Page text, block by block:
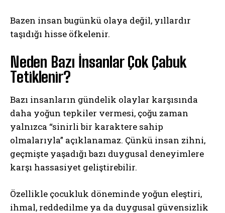
Bazen insan bugünkü olaya değil, yıllardır
taşıdığı hisse öfkelenir.
Neden Bazı İnsanlar Çok Çabuk
Tetiklenir?
Bazı insanların gündelik olaylar karşısında
daha yoğun tepkiler vermesi, çoğu zaman
yalnızca “sinirli bir karaktere sahip
olmalarıyla” açıklanamaz. Çünkü insan zihni,
geçmişte yaşadığı bazı duygusal deneyimlere
karşı hassasiyet geliştirebilir.
Özellikle çocukluk döneminde yoğun eleştiri,
ihmal, reddedilme ya da duygusal güvensizlik